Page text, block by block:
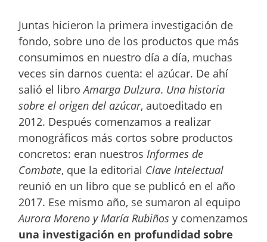
Juntas hicieron la primera investigación de
fondo, sobre uno de los productos que más
consumimos en nuestro día a día, muchas
veces sin darnos cuenta: el azúcar. De ahí
salió el libro Amarga Dulzura. Una historia
sobre el origen del azúcar, autoeditado en
2012. Después comenzamos a realizar
monográficos más cortos sobre productos
concretos: eran nuestrosInformes de
Combate, que la editorial Clave Intelectual
reunió en un libro que se publicó en el año
2017. Ese mismo año, se sumaron al equipo
Aurora Moreno y María Rubiños y comenzamos
una investigación en profundidad sobre